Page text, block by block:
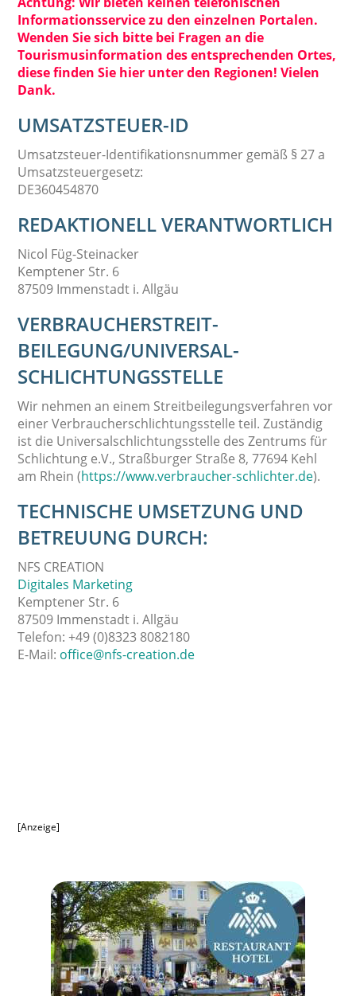
Informationsservice zu den einzelnen Portalen.
Wenden Sie sich bitte bei Fragen an die
Tourismusinformation des entsprechenden Ortes,
diese finden Sie hier unter den Regionen! Vielen
Dank.
UMSATZSTEUER-ID
Umsatzsteuer-Identifikationsnummer gemäß § 27 a
Umsatzsteuergesetz:
DE360454870
REDAKTIONELL VERANTWORTLICH
Nicol Füg-Steinacker
Kemptener Str. 6
87509 Immenstadt i. Allgäu
VERBRAUCHER­STREIT­
BEILEGUNG/UNIVERSAL­
SCHLICHTUNGS­STELLE
Wir nehmen an einem Streitbeilegungsverfahren vor
einer Verbraucherschlichtungsstelle teil. Zuständig
ist die Universalschlichtungsstelle des Zentrums für
Schlichtung e.V., Straßburger Straße 8, 77694 Kehl
am Rhein (https://www.verbraucher-schlichter.de).
TECHNISCHE UMSETZUNG UND
BETREUUNG DURCH:
NFS CREATION
Digitales Marketing
Kemptener Str. 6
87509 Immenstadt i. Allgäu
Telefon: +49 (0)8323 8082180
E-Mail: office@nfs-creation.de
[Anzeige]